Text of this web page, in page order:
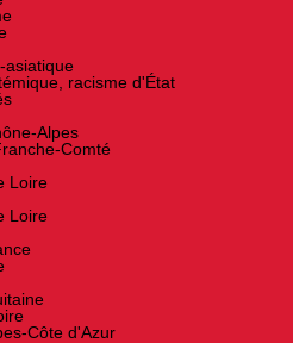
asiatique
racisme d'État
Alpes
Comté
Loire
Loire
Côte d'Azur